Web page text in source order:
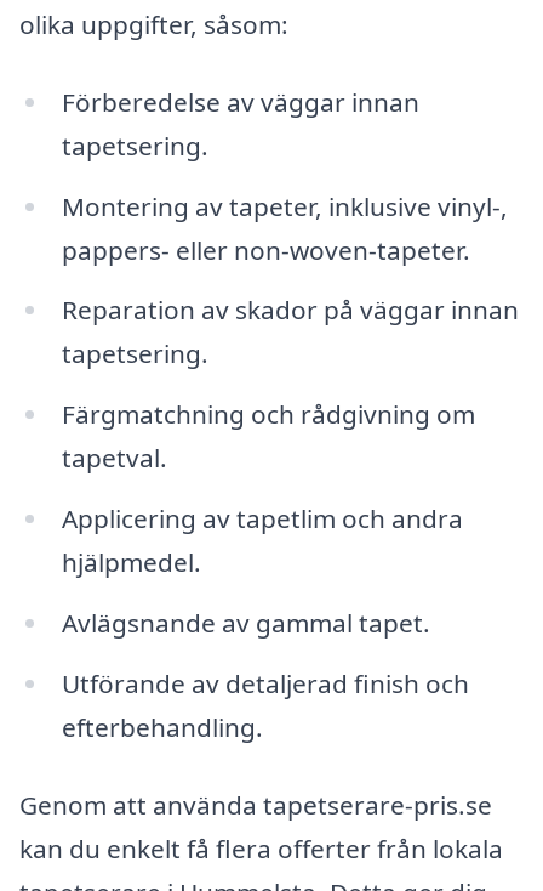
olika uppgifter, såsom:
Förberedelse av väggar innan
tapetsering.
Montering av tapeter, inklusive vinyl-,
pappers- eller non-woven-tapeter.
Reparation av skador på väggar innan
tapetsering.
Färgmatchning och rådgivning om
tapetval.
Applicering av tapetlim och andra
hjälpmedel.
Avlägsnande av gammal tapet.
Utförande av detaljerad finish och
efterbehandling.
Genom att använda tapetserare-pris.se
kan du enkelt få flera offerter från lokala